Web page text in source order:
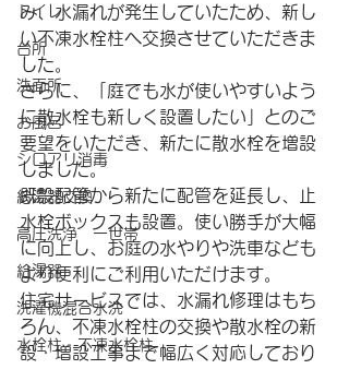
トイレ
台所
洗面所
お風呂
シロアリ消毒
給湯器交換
高圧洗浄 一世帯
給湯器
洗濯機混合水洗
水栓柱・不凍水栓柱
み、水漏れが発生していたため、新し
い不凍水栓柱へ交換させていただきま
した。
さらに、「庭でも水が使いやすいよう
に散水栓も新しく設置したい」とのご
要望をいただき、新たに散水栓を増設
しました。
既設配管から新たに配管を延長し、止
水栓ボックスも設置。使い勝手が大幅
に向上し、お庭の水やりや洗車なども
より便利にご利用いただけます。
住宅サービスでは、水漏れ修理はもち
ろん、不凍水栓柱の交換や散水栓の新
設・増設工事まで幅広く対応しており